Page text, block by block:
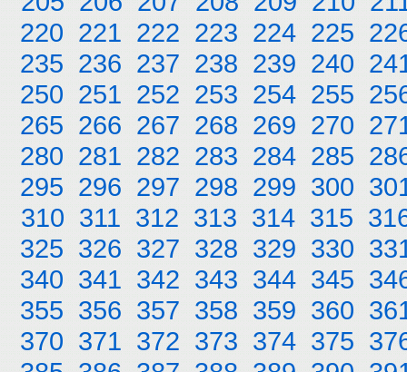
220 221 222 223 224 225
235 236 237 238 239 240
250 251 252 253 254 255
265 266 267 268 269 270
280 281 282 283 284 285
295 296 297 298 299 300
310 311 312 313 314 315
325 326 327 328 329 330
340 341 342 343 344 345
355 356 357 358 359 360
370 371 372 373 374 375